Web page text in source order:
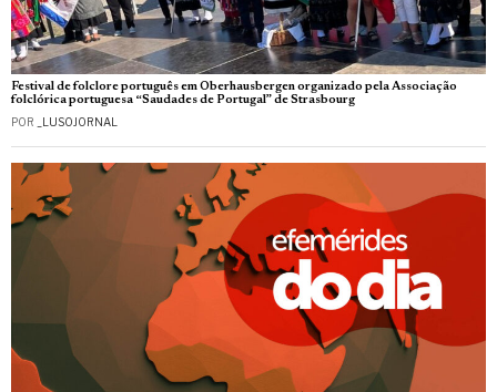
Festival de folclore português em Oberhausbergen organizado pela Associação
folclórica portuguesa “Saudades de Portugal” de Strasbourg
POR _LUSOJORNAL